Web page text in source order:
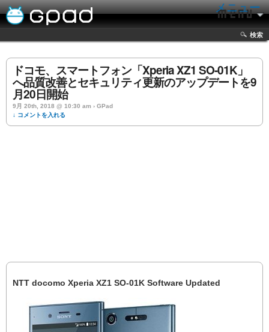
メニュー
検索
ドコモ、スマートフォン「Xperia XZ1 SO-01K」
へ品質改善とセキュリティ更新のアップデートを9
月20日開始
9月 20th, 2018 @ 10:30 am › GPad
↓ コメントを入れる
NTT docomo Xperia XZ1 SO-01K Software Updated